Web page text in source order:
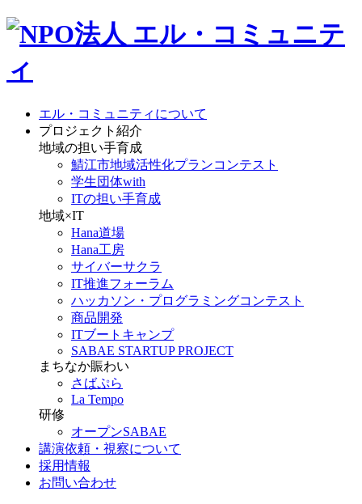
エル・コミュニティについて
プロジェクト紹介
地域の担い手育成
鯖江市地域活性化プランコンテスト
学生団体with
ITの担い手育成
地域×IT
Hana道場
Hana工房
サイバーサクラ
IT推進フォーラム
ハッカソン・プログラミングコンテスト
商品開発
ITブートキャンプ
SABAE STARTUP PROJECT
まちなか賑わい
さばぷら
La Tempo
研修
オープンSABAE
講演依頼・視察について
採用情報
お問い合わせ